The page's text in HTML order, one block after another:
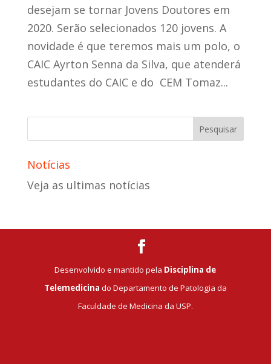
desejam se tornar Jovens Doutores em
2020. Serão selecionados 120 jovens. A
novidade é que teremos mais um polo, o
CAIC Ayrton Senna da Silva, que atenderá
estudantes do CAIC e do CEM Tomaz...
Notícias
Veja as ultimas notícias
Desenvolvido e mantido pela Disciplina de
Telemedicina do Departamento de Patologia da
Faculdade de Medicina da USP.